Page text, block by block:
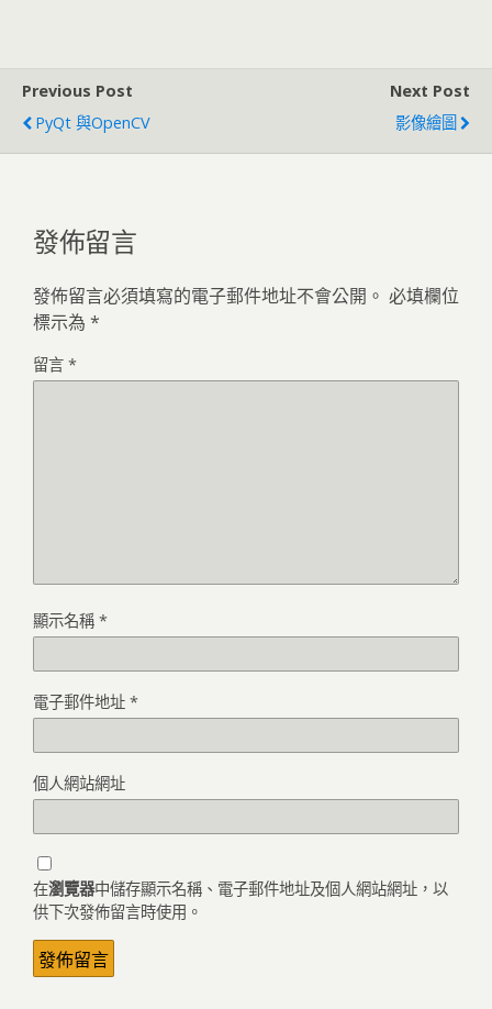
Previous Post
PyQt 與OpenCV
Next Post
影像繪圖
發佈留言
發佈留言必須填寫的電子郵件地址不會公開。 必填欄位
標示為 *
留言 *
顯示名稱 *
電子郵件地址 *
個人網站網址
在瀏覽器中儲存顯示名稱、電子郵件地址及個人網站網址，以
供下次發佈留言時使用。